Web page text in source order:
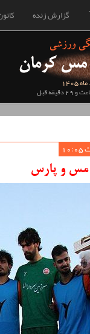
گزارش زنده
مس و پارس